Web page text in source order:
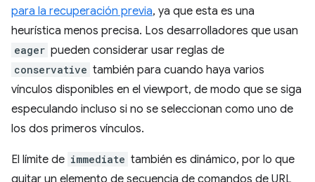
para la recuperación previa, ya que esta es una
heurística menos precisa. Los desarrolladores que usan
eager pueden considerar usar reglas de
conservative también para cuando haya varios
vínculos disponibles en el viewport, de modo que se siga
especulando incluso si no se seleccionan como uno de
los dos primeros vínculos.
El límite de immediate también es dinámico, por lo que